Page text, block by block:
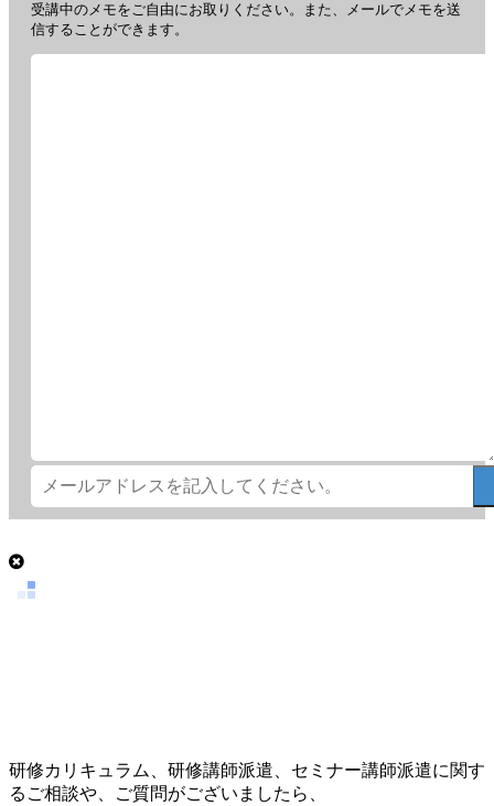
受講中のメモをご自由にお取りください。また、メールでメモを送
信することができます。
研修カリキュラム、研修講師派遣、セミナー講師派遣に関す
るご相談や、ご質問がございましたら、